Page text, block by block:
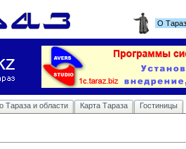
О
Тараза и области Карта Тараза Гостиницы